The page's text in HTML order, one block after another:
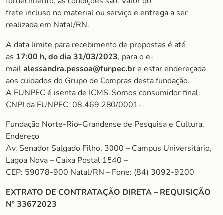
frete incluso no material ou serviço e entrega a ser
realizada em Natal/RN.
A data limite para recebimento de propostas é até
as 17:00 h, do dia 31/03/2023, para o e-
mailalessandra.pessoa@funpec.bre estar endereçada
aos cuidados do Grupo de Compras desta fundação.
A FUNPEC é isenta de ICMS. Somos consumidor final.
CNPJ da FUNPEC: 08.469.280/0001-
Fundação Norte-Rio–Grandense de Pesquisa e Cultura.
Endereço
Av. Senador Salgado Filho, 3000 – Campus Universitário,
Lagoa Nova – Caixa Postal 1540 –
CEP: 59078-900 Natal/RN – Fone: (84) 3092-9200
EXTRATO DE CONTRATAÇÃO DIRETA – REQUISIÇÃO
Nº 33672023